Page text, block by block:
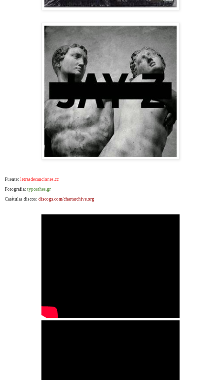
Fuente: letrasdecanciones.cc
Fotografía: typosthes.gr
Carátulas discos: discogs.com/chartarchive.org